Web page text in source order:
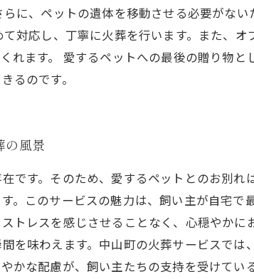
に、ペットの遺体を移動させる必要がな
対応し、丁寧に火葬を行います。また、
れます。 愛するペットへの最後の贈り物
るのです。
の風景
です。そのため、愛するペットとのお別れ
。このサービスの魅力は、飼い主が自宅
トレスを感じさせることなく、心穏やか
を味わえます。中山町の火葬サービスで
かな配慮が、飼い主たちの支持を受けてい